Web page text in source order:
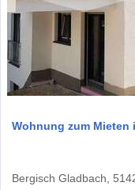
Wohnung zum Mieten
Bergisch Gladbach,